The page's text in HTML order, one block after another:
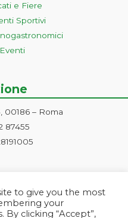
e Fiere
Sportivi
00186 – Roma
87455
to give you the most
your
By clicking “Accept”,